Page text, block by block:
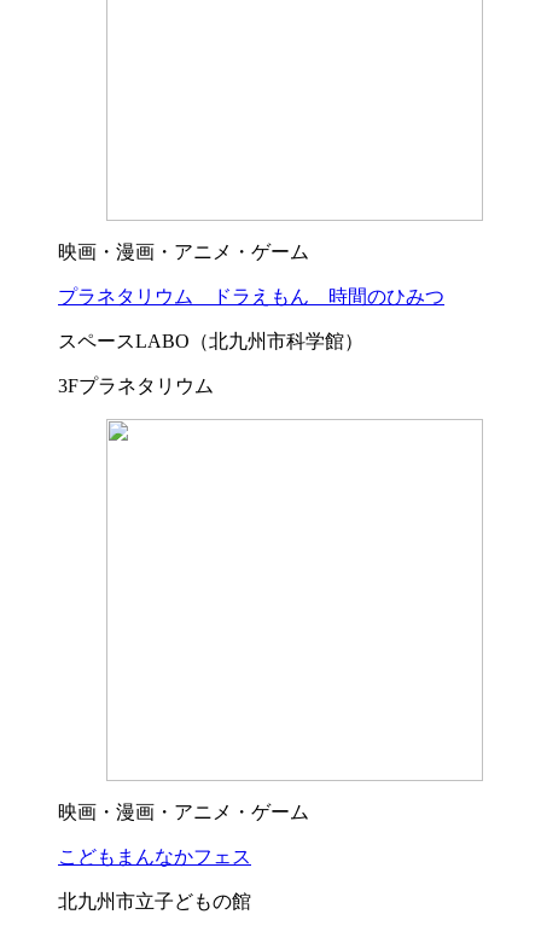
映画・漫画・アニメ・ゲーム
プラネタリウム ドラえもん 時間のひみつ
スペースLABO（北九州市科学館）
3Fプラネタリウム
映画・漫画・アニメ・ゲーム
こどもまんなかフェス
北九州市立子どもの館